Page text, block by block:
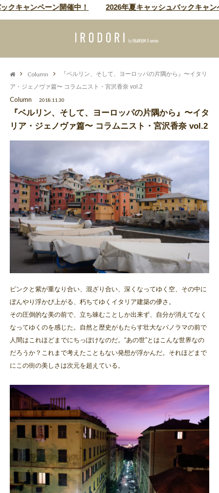
ンペーン開催中！ 2026年夏キャッシュバックキャンペーン
Column
『ベルリン、そして、ヨーロッパの片隅から』〜イタリ
ア・ジェノヴァ篇〜 コラムニスト・宮沢香奈 vol.2
Column 2018.11.30
『ベルリン、そして、ヨーロッパの片隅から』〜イタ
リア・ジェノヴァ篇〜 コラムニスト・宮沢香奈 vol.2
ピンクと紫が重なり合い、混ざり合い、深くなってゆく空、その中に
ぼんやり浮かび上がる、朽ちてゆくイタリア建築の儚さ。
その圧倒的な美の前で、立ち竦むことしか出来ず、自分が消えてなく
なってゆくのを感じた。自然と歴史がもたらす壮大なパノラマの前で
人間はこれほどまでにちっぽけなのだ。“あの世”とはこんな世界なの
だろうか？これまで考えたこともない発想が浮かんだ。それほどまで
にこの街の美しさは次元を超えている。